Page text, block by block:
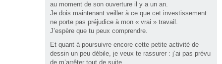
au moment de son ouverture il y a un an.
Je dois maintenant veiller à ce que cet investissement
ne porte pas préjudice à mon « vrai » travail.
J’espère que tu peux comprendre.
Et quant à poursuivre encore cette petite activité de
dessin un peu débile, je veux te rassurer : j’ai pas prévu
de m’arrêter tout de suite.